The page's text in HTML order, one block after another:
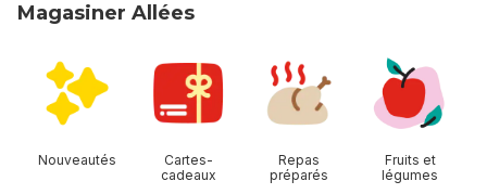
Magasiner Allées
Nouveautés
Cartes-
cadeaux
Repas
préparés
Fruits et
légumes